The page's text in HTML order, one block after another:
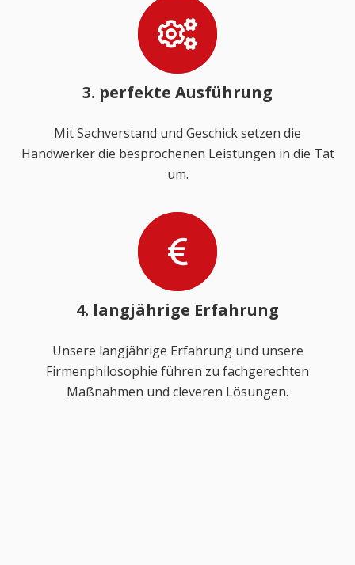
3. perfekte Ausführung
Mit Sachverstand und Geschick setzen die
Handwerker die besprochenen Leistungen in die Tat
um.
4. langjährige Erfahrung
Unsere langjährige Erfahrung und unsere
Firmenphilosophie führen zu fachgerechten
Maßnahmen und cleveren Lösungen.